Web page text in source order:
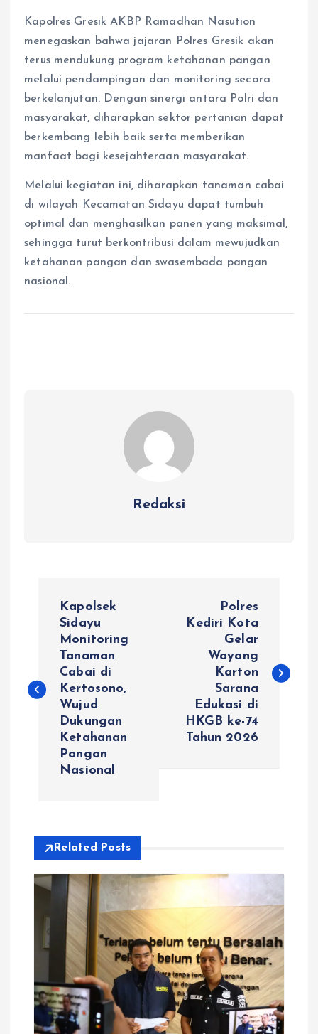
Kapolres Gresik AKBP Ramadhan Nasution
menegaskan bahwa jajaran Polres Gresik akan
terus mendukung program ketahanan pangan
melalui pendampingan dan monitoring secara
berkelanjutan. Dengan sinergi antara Polri dan
masyarakat, diharapkan sektor pertanian dapat
berkembang lebih baik serta memberikan
manfaat bagi kesejahteraan masyarakat.
Melalui kegiatan ini, diharapkan tanaman cabai
di wilayah Kecamatan Sidayu dapat tumbuh
optimal dan menghasilkan panen yang maksimal,
sehingga turut berkontribusi dalam mewujudkan
ketahanan pangan dan swasembada pangan
nasional.
Redaksi
i
p
Kapolsek
Sidayu
Monitoring
Tanaman
Cabai di
Kertosono,
Wujud
Dukungan
Ketahanan
Pangan
Nasional
Polres
Kediri Kota
Gelar
Wayang
Karton
Sarana
Edukasi di
HKGB ke-74
Tahun 2026
Related Posts